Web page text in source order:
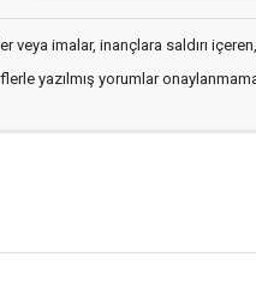
veya imalar, inançlara saldırı
yazılmış yorumlar